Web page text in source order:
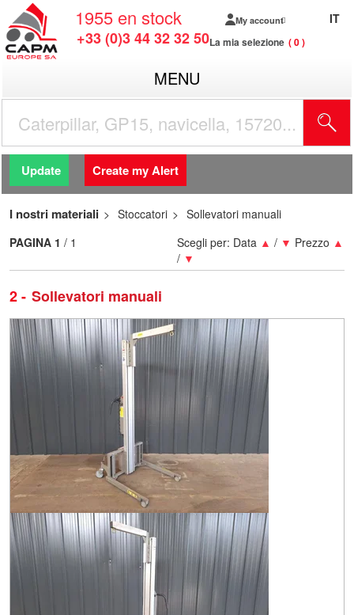
1955 en stock
+33 (0)3 44 32 32 50
My account
La mia selezione 0
IT
MENU
Update Create my Alert
I nostri materiali Stoccatori Sollevatori manuali
2 Sollevatori manuali
Scegli per: Data ▲ / ▼ Prezzo ▲
/ ▼
PAGINA 1 / 1